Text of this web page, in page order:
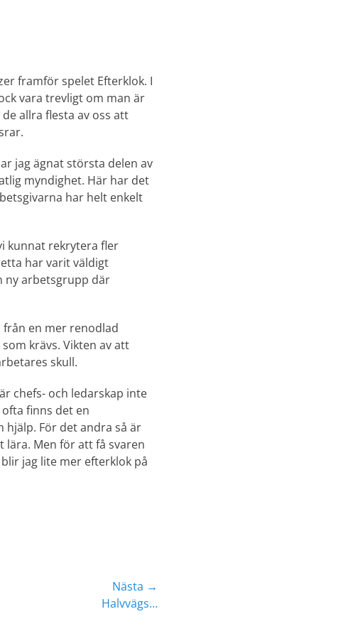
framför spelet Efterklok. I
vara trevligt om man är
allra flesta av oss att
jag ägnat största delen av
myndighet. Här har det
har helt enkelt
kunnat rekrytera fler
har varit väldigt
ny arbetsgrupp där
en mer renodlad
krävs. Vikten av att
skull.
chefs- och ledarskap inte
finns det en
hjälp. För det andra så är
lära. Men för att få svaren
jag lite mer efterklok på
Nästa →
Halvvägs…